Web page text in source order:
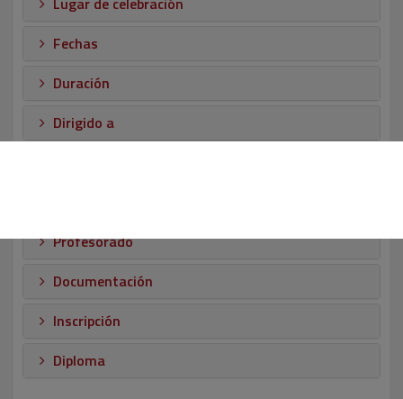
Fechas
Duración
Dirigido a
Profesorado
Documentación
Inscripción
Diploma